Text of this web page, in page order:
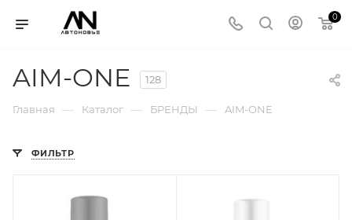
0
AIM-ONE 128
Главная — Каталог — БРЕНДЫ — AIM-ONE
ФИЛЬТР